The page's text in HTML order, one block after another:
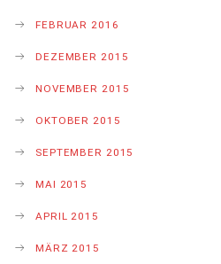
FEBRUAR 2016
DEZEMBER 2015
NOVEMBER 2015
OKTOBER 2015
SEPTEMBER 2015
MAI 2015
APRIL 2015
MÄRZ 2015